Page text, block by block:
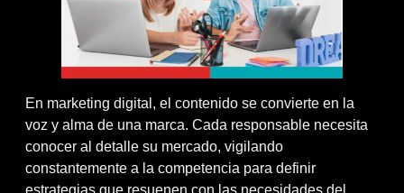
En marketing digital, el contenido se convierte en la
voz y alma de una marca. Cada responsable necesita
conocer al detalle su mercado, vigilando
constantemente a la competencia para definir
estrategias que resuenen con las necesidades del